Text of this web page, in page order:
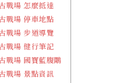
戰場 怎麼抵達
戰場 停車地點
戰場 步道導覽
戰場 健行筆記
戰場 國寶藍腹鷴
戰場 景點資訊